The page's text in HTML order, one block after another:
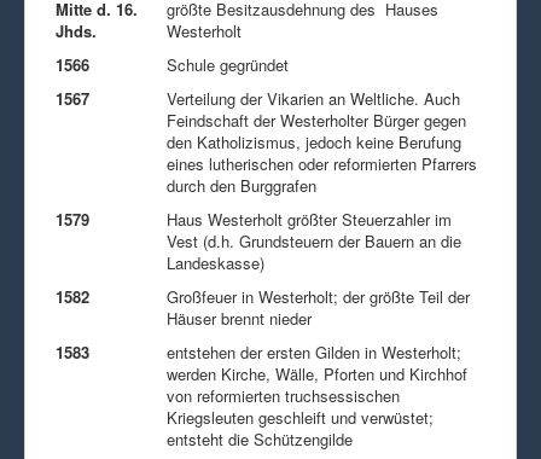
Mitte d. 16.
Jhds.
größte Besitzausdehnung des Hauses
Westerholt
1566
Schule gegründet
1567
Verteilung der Vikarien an Weltliche. Auch
Feindschaft der Westerholter Bürger gegen
den Katholizismus, jedoch keine Berufung
eines lutherischen oder reformierten Pfarrers
durch den Burggrafen
1579
Haus Westerholt größter Steuerzahler im
Vest (d.h. Grundsteuern der Bauern an die
Landeskasse)
1582
Großfeuer in Westerholt; der größte Teil der
Häuser brennt nieder
1583
entstehen der ersten Gilden in Westerholt;
werden Kirche, Wälle, Pforten und Kirchhof
von reformierten truchsessischen
Kriegsleuten geschleift und verwüstet;
entsteht die Schützengilde